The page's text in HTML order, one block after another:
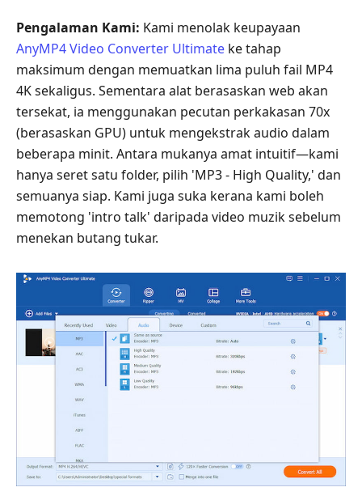
Pengalaman Kami: Kami menolak keupayaan
AnyMP4 Video Converter Ultimate ke tahap
maksimum dengan memuatkan lima puluh fail MP4
4K sekaligus. Sementara alat berasaskan web akan
tersekat, ia menggunakan pecutan perkakasan 70x
(berasaskan GPU) untuk mengekstrak audio dalam
beberapa minit. Antara mukanya amat intuitif—kami
hanya seret satu folder, pilih 'MP3 - High Quality,' dan
semuanya siap. Kami juga suka kerana kami boleh
memotong 'intro talk' daripada video muzik sebelum
menekan butang tukar.